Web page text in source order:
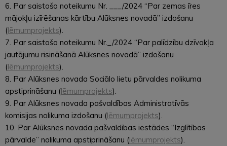
6. Par saistošo noteikumu Nr. ___/2024 “Par zemas īres
mājokļu izīrēšanas kārtību Alūksnes novadā” izdošanu
(lēmumprojekts).
7. Par saistošo noteikumu Nr._/2024 “Par palīdzību dzīvokļa
jautājumu risināšanā Alūksnes novadā” izdošanu
(lēmumprojekts).
8. Par Alūksnes novada Sociālo lietu pārvaldes nolikuma
apstiprināšanu (lēmumprojekts).
9. Par Alūksnes novada pašvaldības Administratīvās
komisijas nolikuma izdošanu (lēmumprojekts).
10. Par Alūksnes novada pašvaldības iestādes “Izglītības
pārvalde” nolikuma apstiprināšanu (lēmumprojekts).